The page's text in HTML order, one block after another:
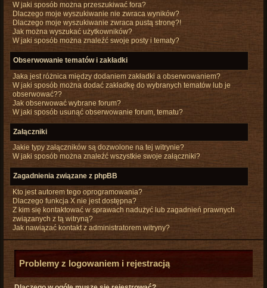
W jaki sposób można przeszukiwać fora?
Dlaczego moje wyszukiwanie nie zwraca wyników?
Dlaczego moje wyszukiwanie zwraca pustą stronę?!
Jak można wyszukać użytkowników?
W jaki sposób można znaleźć swoje posty i tematy?
Obserwowanie tematów i zakładki
Jaka jest różnica między dodaniem zakładki a obserwowaniem?
W jaki sposób można dodać zakładkę do wybranych tematów lub je
obserwować??
Jak obserwować wybrane forum?
W jaki sposób usunąć obserwowanie forum, tematu?
Załączniki
Jakie typy załączników są dozwolone na tej witrynie?
W jaki sposób można znaleźć wszystkie swoje załączniki?
Zagadnienia związane z phpBB
Kto jest autorem tego oprogramowania?
Dlaczego funkcja X nie jest dostępna?
Z kim się kontaktować w sprawach nadużyć lub zagadnień prawnych
związanych z tą witryną?
Jak nawiązać kontakt z administratorem witryny?
Problemy z logowaniem i rejestracją